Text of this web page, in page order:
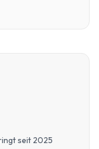
seit 2025